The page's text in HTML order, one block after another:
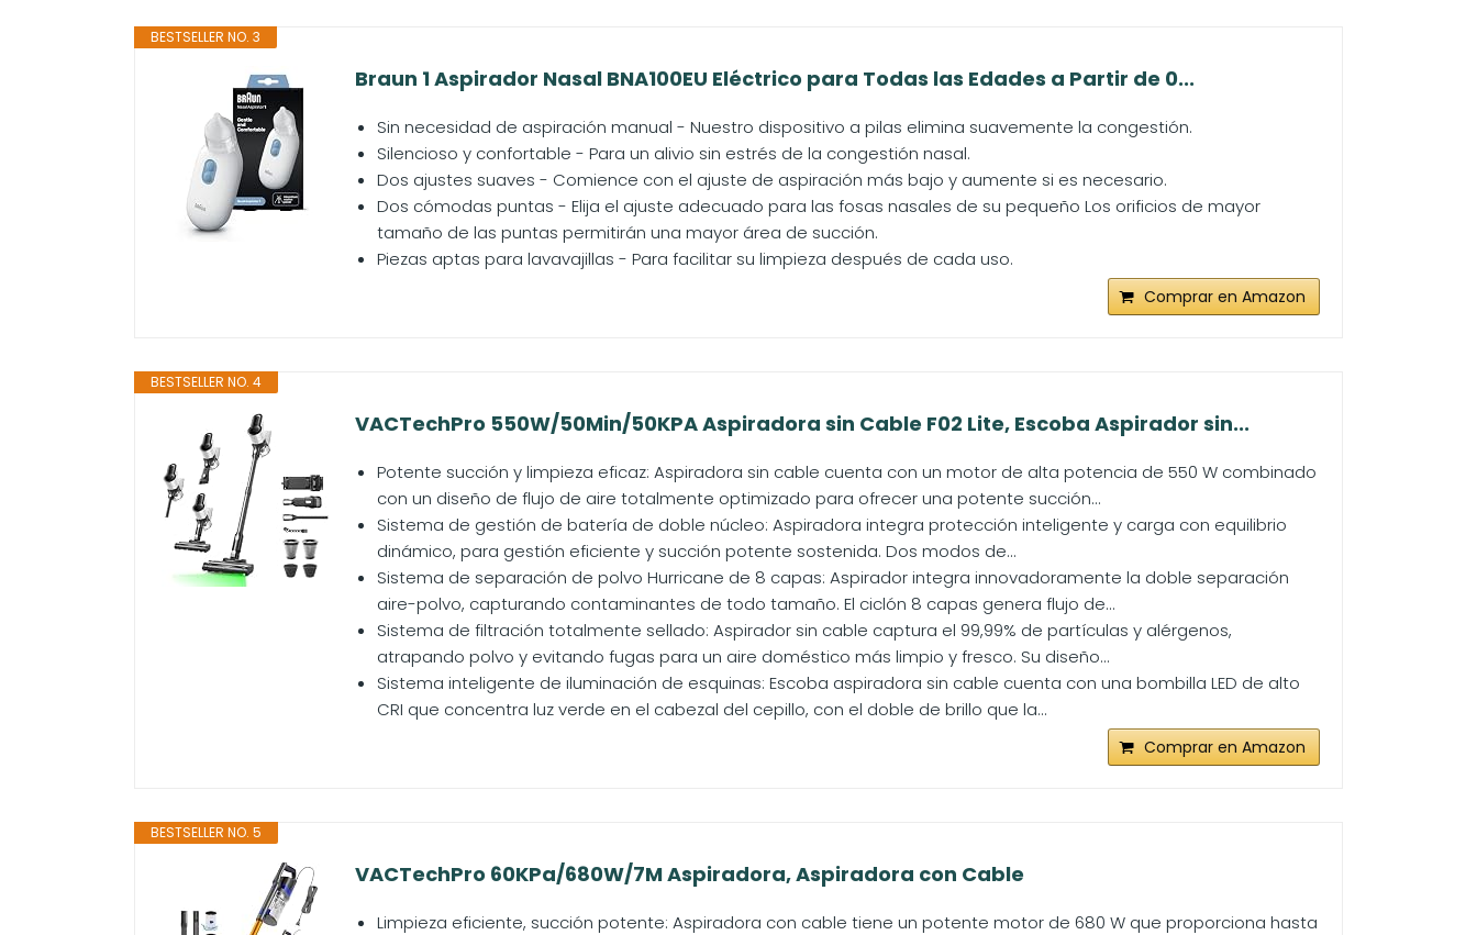
BESTSELLER NO. 3
Braun 1 Aspirador Nasal BNA100EU Eléctrico para Todas las Edades a Partir de 0...
Sin necesidad de aspiración manual - Nuestro dispositivo a pilas elimina suavemente la congestión.
Silencioso y confortable - Para un alivio sin estrés de la congestión nasal.
Dos ajustes suaves - Comience con el ajuste de aspiración más bajo y aumente si es necesario.
Dos cómodas puntas - Elija el ajuste adecuado para las fosas nasales de su pequeño Los orificios de mayor
tamaño de las puntas permitirán una mayor área de succión.
Piezas aptas para lavavajillas - Para facilitar su limpieza después de cada uso.
Comprar en Amazon
BESTSELLER NO. 4
VACTechPro 550W/50Min/50KPA Aspiradora sin Cable F02 Lite, Escoba Aspirador sin...
Potente succión y limpieza eficaz: Aspiradora sin cable cuenta con un motor de alta potencia de 550 W combinado
con un diseño de flujo de aire totalmente optimizado para ofrecer una potente succión...
Sistema de gestión de batería de doble núcleo: Aspiradora integra protección inteligente y carga con equilibrio
dinámico, para gestión eficiente y succión potente sostenida. Dos modos de...
Sistema de separación de polvo Hurricane de 8 capas: Aspirador integra innovadoramente la doble separación
aire-polvo, capturando contaminantes de todo tamaño. El ciclón 8 capas genera flujo de...
Sistema de filtración totalmente sellado: Aspirador sin cable captura el 99,99% de partículas y alérgenos,
atrapando polvo y evitando fugas para un aire doméstico más limpio y fresco. Su diseño...
Sistema inteligente de iluminación de esquinas: Escoba aspiradora sin cable cuenta con una bombilla LED de alto
CRI que concentra luz verde en el cabezal del cepillo, con el doble de brillo que la...
Comprar en Amazon
BESTSELLER NO. 5
VACTechPro 60KPa/680W/7M Aspiradora, Aspiradora con Cable
Limpieza eficiente, succión potente: Aspiradora con cable tiene un potente motor de 680 W que proporciona hasta